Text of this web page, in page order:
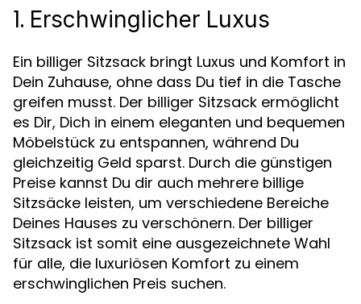
1. Erschwinglicher Luxus
Ein billiger Sitzsack bringt Luxus und Komfort in
Dein Zuhause, ohne dass Du tief in die Tasche
greifen musst. Der billiger Sitzsack ermöglicht
es Dir, Dich in einem eleganten und bequemen
Möbelstück zu entspannen, während Du
gleichzeitig Geld sparst. Durch die günstigen
Preise kannst Du dir auch mehrere billige
Sitzsäcke leisten, um verschiedene Bereiche
Deines Hauses zu verschönern. Der billiger
Sitzsack ist somit eine ausgezeichnete Wahl
für alle, die luxuriösen Komfort zu einem
erschwinglichen Preis suchen.